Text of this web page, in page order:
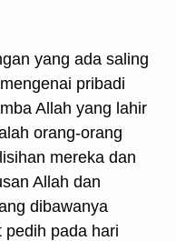
yang ada saling
pribadi
Allah yang lahir
orang-orang
mereka dan
Allah dan
dibawanya
pedih pada hari